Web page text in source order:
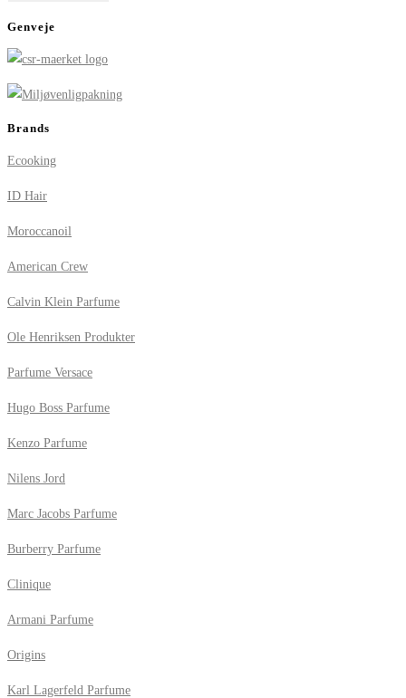
Genveje
Brands
Ecooking
ID Hair
Moroccanoil
American Crew
Calvin Klein Parfume
Ole Henriksen Produkter
Parfume Versace
Hugo Boss Parfume
Kenzo Parfume
Nilens Jord
Marc Jacobs Parfume
Burberry Parfume
Clinique
Armani Parfume
Origins
Karl Lagerfeld Parfume